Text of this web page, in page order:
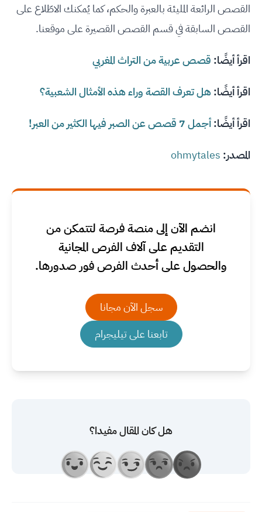
القصص الرائعة المليئة بالعبرة والحكم، كما يُمكنك الاطّلاع على
القصص السابقة في قسم القصص القصيرة على موقعنا.
اقرأ أيضًا: قصص عربية من التراث المغربي
اقرأ أيضًا:هل تعرف القصة وراء هذه الأمثال الشعبية؟
اقرأ أيضًا:أجمل 7 قصص عن الصبر فيها الكثير من العبر!
المصدر: ohmytales
انضم الآن إلى منصة فرصة لتتمكن من
التقديم على آلاف الفرص المجانية
والحصول على أحدث الفرص فور صدورها.
سجل الآن مجانا
تابعنا على تيليجرام
هل كان المقال مفيدا؟